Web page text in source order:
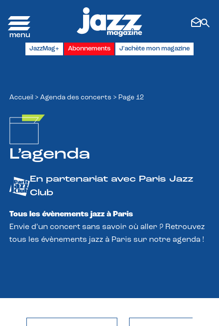
JazzMag+ Abonnements J'achète mon magazine
Accueil > Agenda des concerts > Page 12
L’agenda
En partenariat avec Paris Jazz
Club
Tous les évènements jazz à Paris
Envie d’un concert sans savoir où aller ? Retrouvez
tous les évènements jazz à Paris sur notre agenda !